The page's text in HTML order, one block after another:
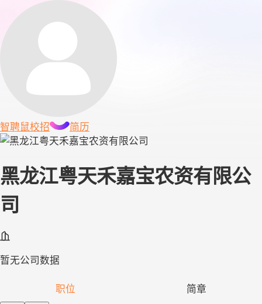
智聘鼠校招 简历
黑龙江粤天禾嘉宝农资有限公
司
暂无公司数据
职位 简章